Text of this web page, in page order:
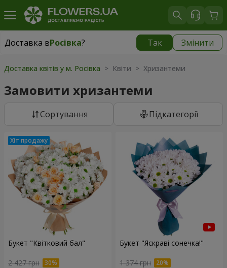
Доставка вРосівка? Так Змінити
Доставка вРосівка|
Доставка квітів у м. Росівка > Квіти > Хризантеми
Замовити хризантеми
Сортування Підкатегорії
Букет "Квітковий бал"
2 427 грн
Букет "Яскраві сонечка!"
1 374 грн